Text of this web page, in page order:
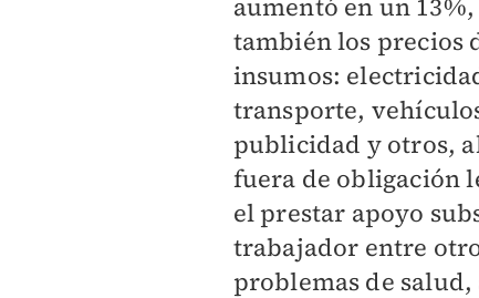
aumentó en un
también los precios
insumos:
transporte,
publicidad y otros,
fuera de obligación
el prestar apoyo
trabajador entre
problemas de salud,